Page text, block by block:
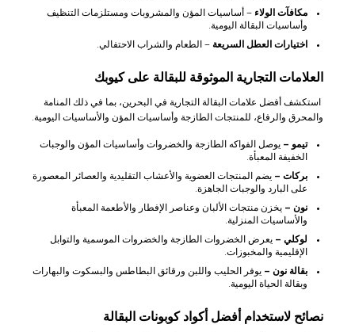
مكافآت الولاء – أساسيات المؤن والمشروبات ومستلزمات التنظيف
وأساسيات البقالة اليومية.
اختيارات العطل السريعة – الطعام والشراب الاحتفالي.
العلامات التجارية الموثوقة للبقالة على كيوبك
استكشف أفضل علامات البقالة التجارية في البحرين، بما في ذلك المنامة
والمحرق والرفاع، للمنتجات الطازجة وأساسيات المؤن والأساسيات اليومية.
تيمو – يوصل الفواكه الطازجة والخضروات وأساسيات المؤن والوجبات
الخفيفة المعبأة.
بركات – يضم المنتجات العضوية والأعشاب التقليدية والعصائر المعصورة
على البارد والوجبات الجاهزة.
نون – يخزن منتجات الألبان وعناصر الإفطار والأطعمة المعبأة
والأساسيات المنزلية.
لوكلي – يعرض الخضروات الطازجة والخضروات الموسمية والتوابل
الإقليمية والمخبوزات.
بقالة نون – يوفر الحليب واللبن ورقائق البطاطس والبسكوت والبهارات
وبقالة الحياة اليومية.
نصائح لاستخدام أفضل أكواد كوبونات البقالة